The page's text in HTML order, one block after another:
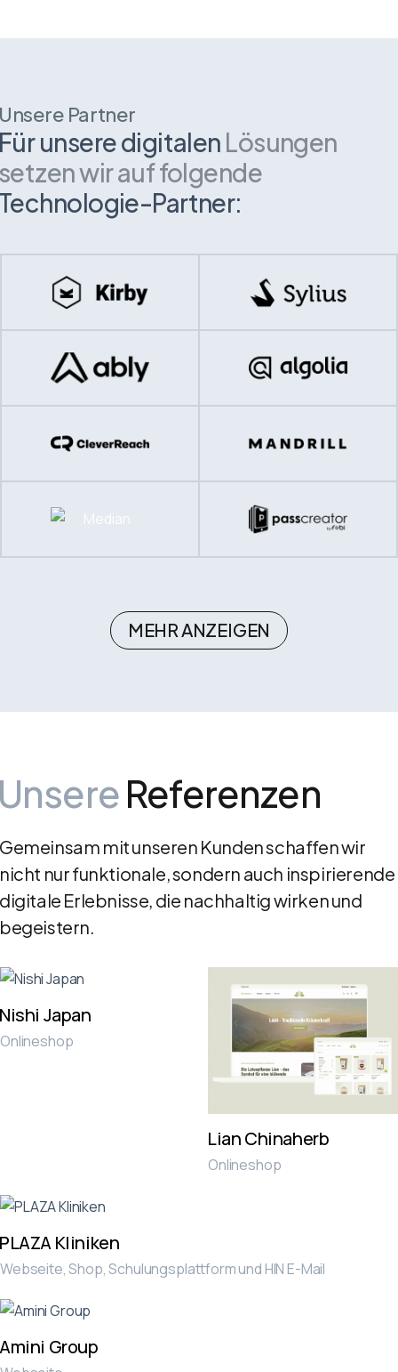
Partner
unsere digitalen Lösungen
wir auf folgende
Partner:
MEHR ANZEIGEN
Referenzen
Gemeinsam mit unseren Kunden schaffen wir
nicht nur funktionale, sondern auch inspirierende
digitale Erlebnisse, die nachhaltig wirken und
begeistern.
Nishi Japan
Onlineshop
Lian Chinaherb
Onlineshop
PLAZA Kliniken
Webseite, Shop, Schulungsplattform und HIN E-Mail
Amini Group